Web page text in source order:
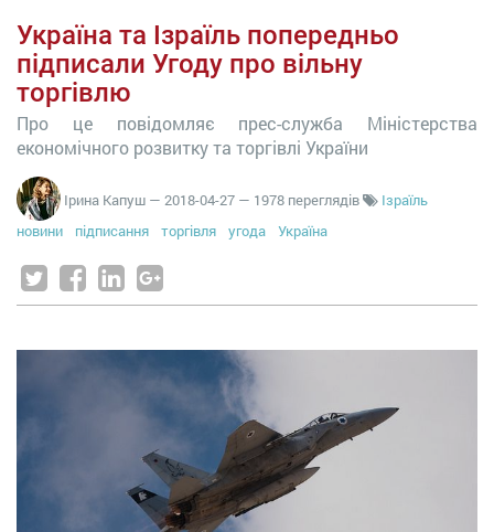
Україна та Ізраїль попередньо
підписали Угоду про вільну
торгівлю
Про це повідомляє прес-служба Міністерства
економічного розвитку та торгівлі України
Ірина Капуш — 2018-04-27 — 1978 переглядів
Ізраїль
новини
підписання торгівля угода Україна